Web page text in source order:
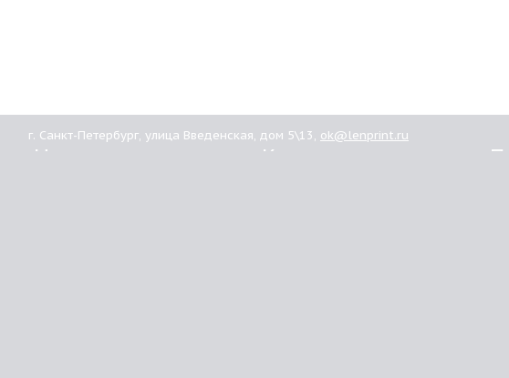
Картриджи
Нашим
г. Санкт-Петербург, улица Введенская, дом 5\13, ok@lenprint.ru